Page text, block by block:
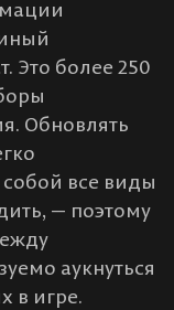
Это более 250
Обновлять
все виды
— поэтому
аукнуться
в игре.